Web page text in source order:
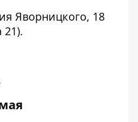
Яворницкого, 18
21).